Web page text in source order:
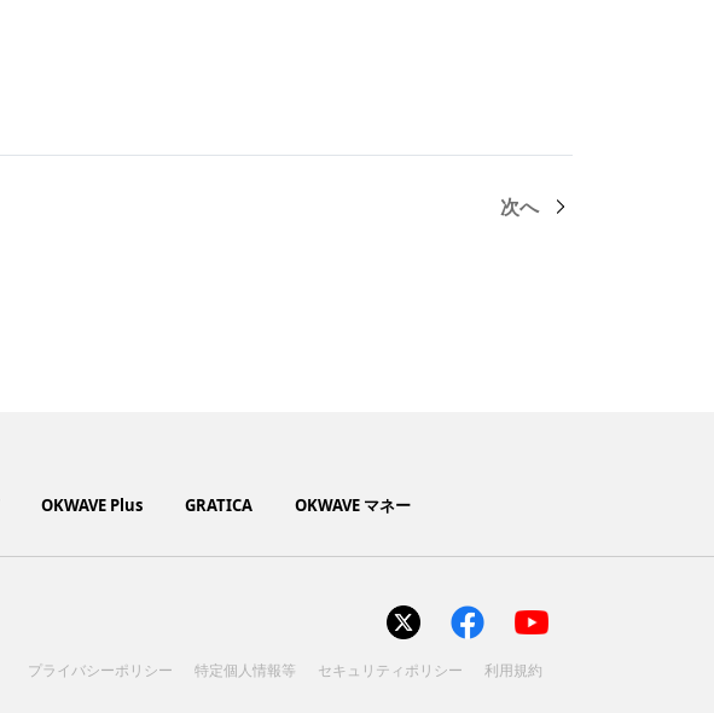
次へ
OKWAVE Plus GRATICA OKWAVE マネー
プライバシーポリシー 特定個人情報等 セキュリティポリシー 利用規約